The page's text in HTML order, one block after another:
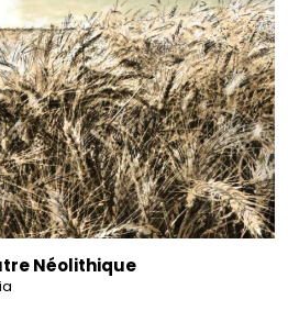
Néolithique